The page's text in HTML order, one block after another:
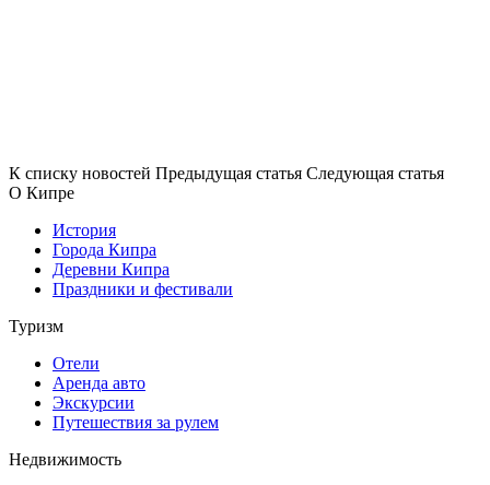
К списку новостей Предыдущая статья Следующая статья
О Кипре
История
Города Кипра
Деревни Кипра
Праздники и фестивали
Туризм
Отели
Аренда авто
Экскурсии
Путешествия за рулем
Недвижимость